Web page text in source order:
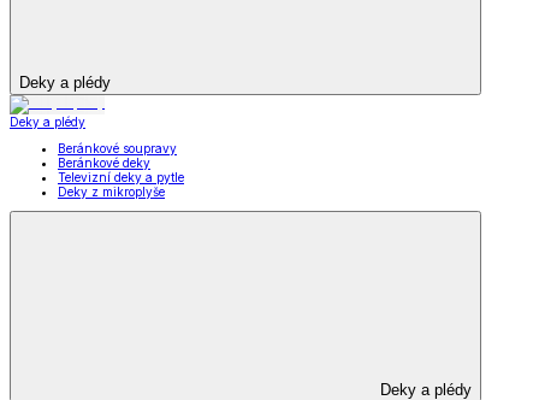
Deky a plédy
Deky a plédy
Beránkové soupravy
Beránkové deky
Televizní deky a pytle
Deky z mikroplyše
Deky a plédy